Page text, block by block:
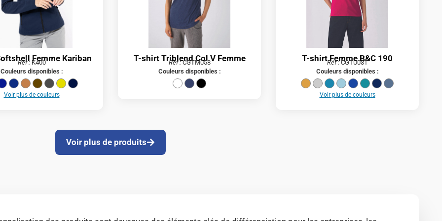
Femme Kariban
Réf :K400
Couleurs disponibles :
Voir plus de couleurs
T-shirt Triblend Col V Femme
Réf :CGTM058
Couleurs disponibles :
T-shirt Femme B&C 190
Réf :CGTU03T
Couleurs disponibles :
Voir plus de couleurs
Voir plus de produits